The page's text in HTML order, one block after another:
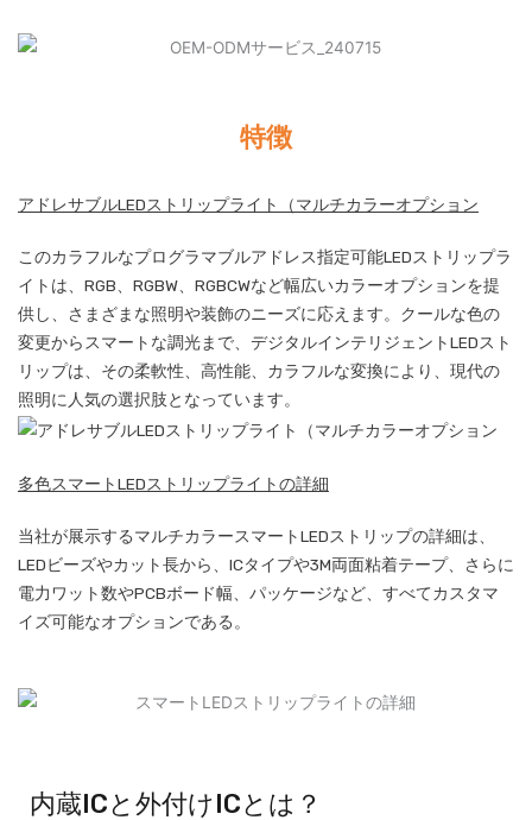
特徴
アドレサブルLEDストリップライト（マルチカラーオプション
このカラフルなプログラマブルアドレス指定可能LEDストリップラ
イトは、RGB、RGBW、RGBCWなど幅広いカラーオプションを提
供し、さまざまな照明や装飾のニーズに応えます。クールな色の
変更からスマートな調光まで、デジタルインテリジェントLEDスト
リップは、その柔軟性、高性能、カラフルな変換により、現代の
照明に人気の選択肢となっています。
多色スマートLEDストリップライトの詳細
当社が展示するマルチカラースマートLEDストリップの詳細は、
LEDビーズやカット長から、ICタイプや3M両面粘着テープ、さらに
電力ワット数やPCBボード幅、パッケージなど、すべてカスタマ
イズ可能なオプションである。
内蔵ICと外付けICとは？